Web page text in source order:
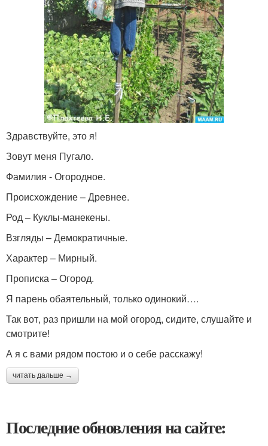
Здравствуйте, это я!
Зовут меня Пугало.
Фамилия - Огородное.
Происхождение – Древнее.
Род – Куклы-манекены.
Взгляды – Демократичные.
Характер – Мирный.
Прописка – Огород.
Я парень обаятельный, только одинокий….
Так вот, раз пришли на мой огород, сидите, слушайте и
смотрите!
А я с вами рядом постою и о себе расскажу!
читать дальше →
Последние обновления на сайте: